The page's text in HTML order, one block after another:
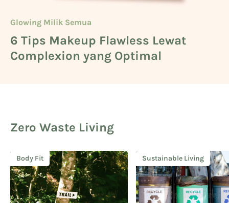
Glowing Milik Semua
6 Tips Makeup Flawless Lewat
Complexion yang Optimal
Beauty
Cara Mengetahui Warna Kulit
Kuning Langsat
Glowing Milik Semua
5 Deretan Basic Skincare untuk
Cowok
Zero Waste Living
Body Fit Sustainable Living